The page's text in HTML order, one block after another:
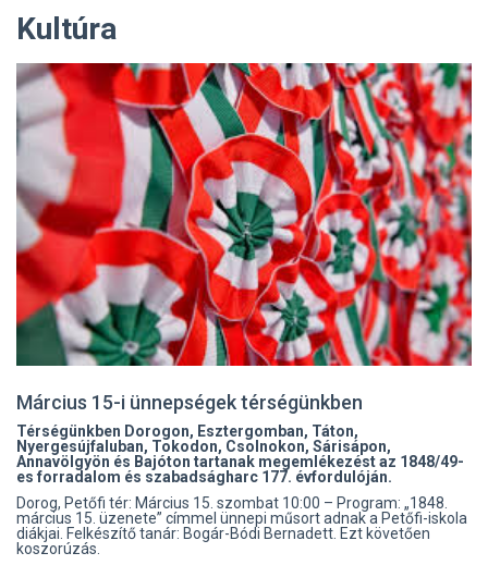
Kultúra
Március 15-i ünnepségek térségünkben
Térségünkben Dorogon, Esztergomban, Táton,
Nyergesújfaluban, Tokodon, Csolnokon, Sárisápon,
Annavölgyön és Bajóton tartanak megemlékezést az 1848/49-
es forradalom és szabadságharc 177. évfordulóján.
Dorog, Petőfi tér: Március 15. szombat 10:00 – Program: „1848.
március 15. üzenete” címmel ünnepi műsort adnak a Petőfi-iskola
diákjai. Felkészítő tanár: Bogár-Bódi Bernadett. Ezt követően
koszorúzás.